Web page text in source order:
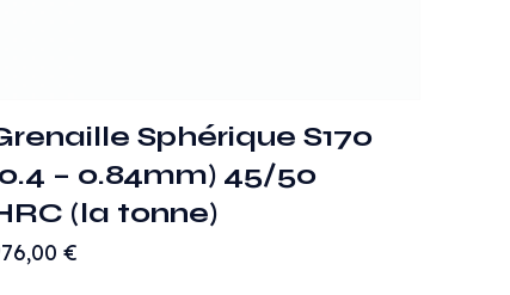
Sphérique S170
– 0.84mm) 45/50
(la tonne)
€